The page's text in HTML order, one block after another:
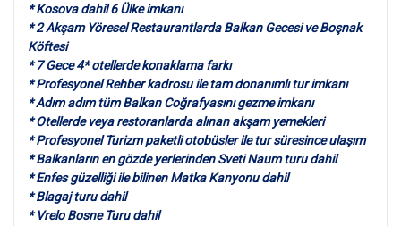
* Kosova dahil 6 Ülke imkanı
* 2 Akşam Yöresel Restaurantlarda Balkan Gecesi ve Boşnak
Köftesi
* 7 Gece 4* otellerde konaklama farkı
* Profesyonel Rehber kadrosu ile tam donanımlı tur imkanı
* Adım adım tüm Balkan Coğrafyasını gezme imkanı
* Otellerde veya restoranlarda alınan akşam yemekleri
* Profesyonel Turizm paketli otobüsler ile tur süresince ulaşım
* Balkanların en gözde yerlerinden Sveti Naum turu dahil
* Enfes güzelliği ile bilinen Matka Kanyonu dahil
* Blagaj turu dahil
* Vrelo Bosne Turu dahil